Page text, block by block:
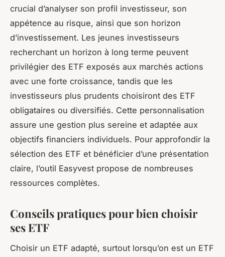
crucial d’analyser son profil investisseur, son
appétence au risque, ainsi que son horizon
d’investissement. Les jeunes investisseurs
recherchant un horizon à long terme peuvent
privilégier des ETF exposés aux marchés actions
avec une forte croissance, tandis que les
investisseurs plus prudents choisiront des ETF
obligataires ou diversifiés. Cette personnalisation
assure une gestion plus sereine et adaptée aux
objectifs financiers individuels. Pour approfondir la
sélection des ETF et bénéficier d’une présentation
claire, l’outil Easyvest propose de nombreuses
ressources complètes.
Conseils pratiques pour bien choisir
ses ETF
Choisir un ETF adapté, surtout lorsqu’on est un ETF